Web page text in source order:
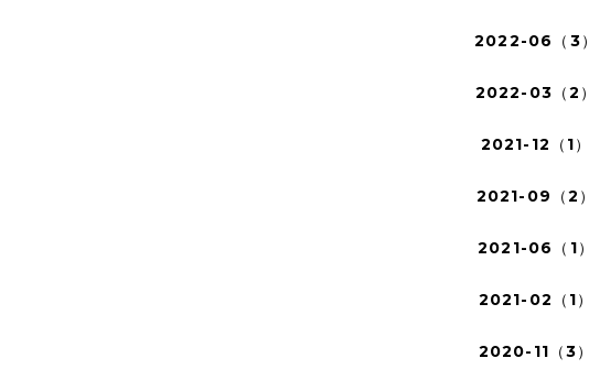
2022-06（3）
2022-03（2）
2021-12（1）
2021-09（2）
2021-06（1）
2021-02（1）
2020-11（3）